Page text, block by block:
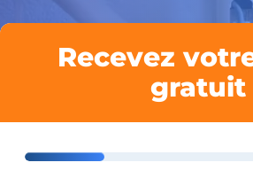
Recevez
gratuit